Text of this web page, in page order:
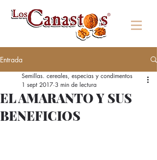
Entrada
EL AMARANTO Y SUS
BENEFICIOS
Semillas. cereales, especias y condimentos
1 sept 2017 3 min de lectura